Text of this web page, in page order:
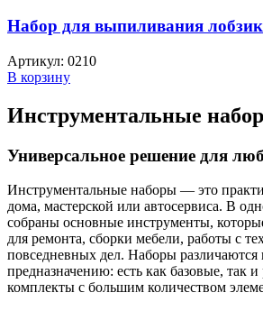
Набор для выпиливания
Артикул: 0210
В корзину
Инструментальные
Универсальное решение для
Инструментальные наборы — это
дома, мастерской или автосервиса. В
собраны основные инструменты,
для ремонта, сборки мебели, работы с
повседневных дел. Наборы различаются
предназначению: есть как базовые, так
комплекты с большим количеством